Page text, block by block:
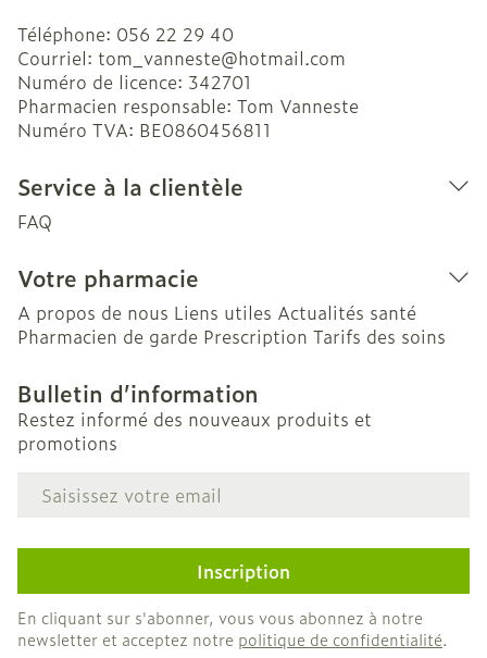
Téléphone: 056 22 29 40
Courriel: tom_vanneste@hotmail.com
Numéro de licence: 342701
Pharmacien responsable: Tom Vanneste
Numéro TVA: BE0860456811
Service à la clientèle
FAQ
Votre pharmacie
A propos de nous Liens utiles Actualités santé
Pharmacien de garde Prescription Tarifs des soins
Bulletin d’information
Restez informé des nouveaux produits et
promotions
Adresse mail
Inscription
En cliquant sur s'abonner, vous vous abonnez à notre
newsletter et acceptez notre politique de confidentialité.